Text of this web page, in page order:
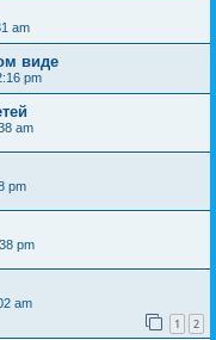
am
виде
pm
am
pm
pm
am
1 2